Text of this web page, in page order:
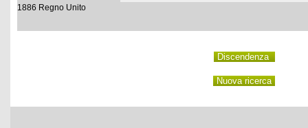
1886 Regno Unito